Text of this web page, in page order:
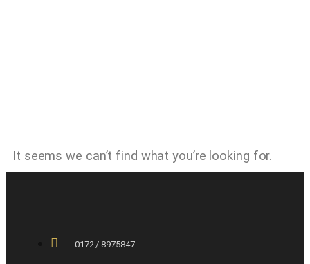
It seems we can’t find what you’re looking for.
0172 / 8975847